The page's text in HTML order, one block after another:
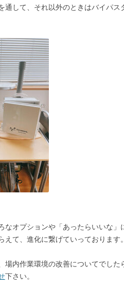
通して、それ以外のときはバイパス
なオプションや「あったらいいな」
えて、進化に繋げていっております。
場内作業環境の改善についてでした
下さい。